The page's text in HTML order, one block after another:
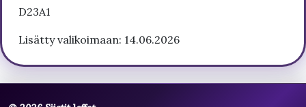
D23A1
Lisätty valikoimaan: 14.06.2026